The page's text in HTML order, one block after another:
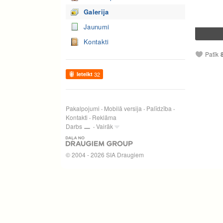
Galerija
Jaunumi
Kontakti
Ieteikt 32
Pakalpojumi Mobilā versija
Palīdzība
Kontakti
Reklāma
Darbs
Vairāk
© 2004 - 2026 SIA Draugiem
Patīk